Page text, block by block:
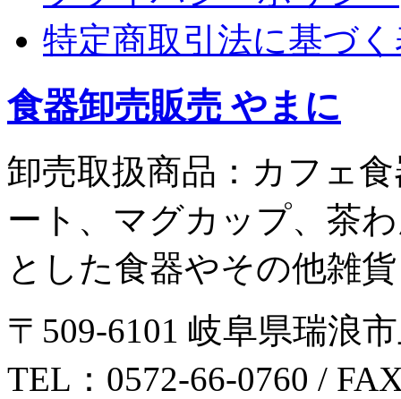
特定商取引法に基づ
食器卸売販売 やまに
卸売取扱商品：カフェ
ート、マグカップ、茶
とした食器やその他雑貨
〒509-6101 岐阜県瑞浪
TEL：0572-66-0760 /